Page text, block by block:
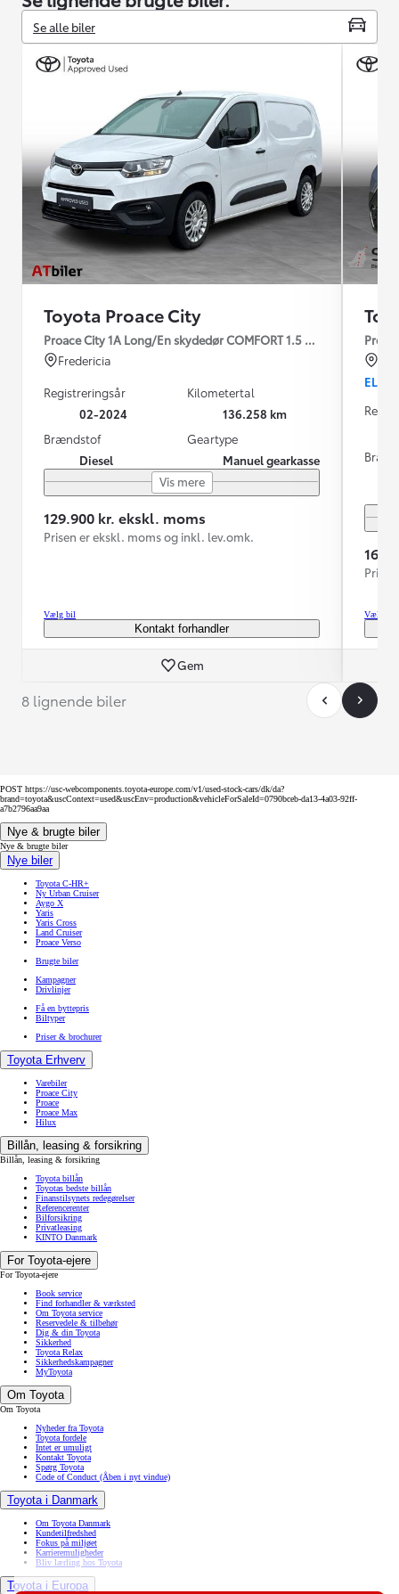
Se alle biler
Toyota Proace City
Proace City 1A Long/En skydedør COMFORT 1.5 diesel 102hk
Fredericia
Registreringsår
02-2024
Kilometertal
136.258 km
Brændstof
Diesel
Geartype
Manuel gearkasse
Vis mere
129.900 kr. ekskl. moms
Prisen er ekskl. moms og inkl. lev.omk.
Vælg bil
Kontakt forhandler
Gem
EL
Vælg bil
8 lignende biler
POST https://usc-webcomponents.toyota-europe.com/v1/used-stock-cars/dk/da?
brand=toyota&uscContext=used&uscEnv=production&vehicleForSaleId=0790bceb-da13-4a03-92ff-
a7b2796aa9aa
Nye & brugte biler
Nye & brugte biler
Nye biler
Toyota C-HR+
Ny Urban Cruiser
Aygo X
Yaris
Yaris Cross
Land Cruiser
Proace Verso
Brugte biler
Kampagner
Drivlinjer
Få en byttepris
Biltyper
Priser & brochurer
Toyota Erhverv
Varebiler
Proace City
Proace
Proace Max
Hilux
Billån, leasing & forsikring
Billån, leasing & forsikring
Toyota billån
Toyotas bedste billån
Finanstilsynets redegørelser
Referencerenter
Bilforsikring
Privatleasing
KINTO Danmark
For Toyota-ejere
For Toyota-ejere
Book service
Find forhandler & værksted
Om Toyota service
Reservedele & tilbehør
Dig & din Toyota
Sikkerhed
Toyota Relax
Sikkerhedskampagner
MyToyota
Om Toyota
Om Toyota
Nyheder fra Toyota
Toyota fordele
Intet er umuligt
Kontakt Toyota
Spørg Toyota
Code of Conduct (Åben i nyt vindue)
Toyota i Danmark
Om Toyota Danmark
Kundetilfredshed
Fokus på miljøet
Karrieremuligheder
Bliv lærling hos Toyota
Toyota i Europa